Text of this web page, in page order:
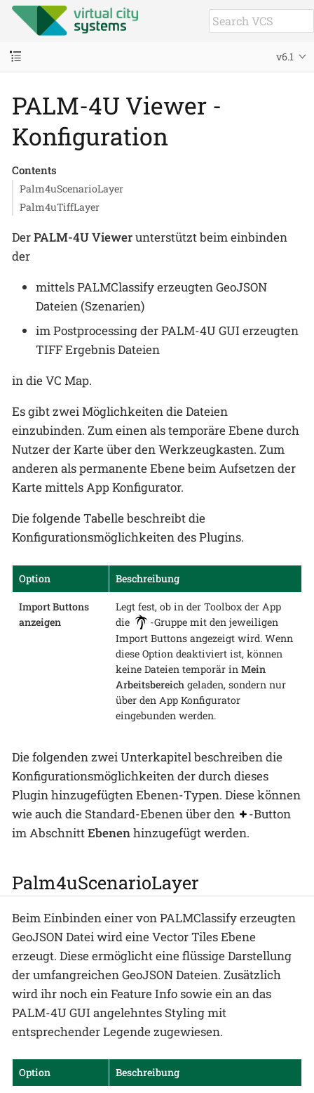
v6.1
PALM-4U Viewer -
Konfiguration
Contents
Palm4uScenarioLayer
Palm4uTiffLayer
DerPALM-4U Viewerunterstützt beim einbinden
der
mittels PALMClassify erzeugten GeoJSON
Dateien (Szenarien)
im Postprocessing der PALM-4U GUI erzeugten
TIFF Ergebnis Dateien
in die VC Map.
Es gibt zwei Möglichkeiten die Dateien
einzubinden. Zum einen als temporäre Ebene durch
Nutzer der Karte über den Werkzeugkasten. Zum
anderen als permanente Ebene beim Aufsetzen der
Karte mittels App Konfigurator.
Die folgende Tabelle beschreibt die
Konfigurationsmöglichkeiten des Plugins.
Option Beschreibung
Import Buttons
anzeigen
Legt fest, ob in der Toolbox der App
die
-Gruppe mit den jeweiligen
Import Buttons angezeigt wird. Wenn
diese Option deaktiviert ist, können
keine Dateien temporär in Mein
Arbeitsbereichgeladen, sondern nur
über den App Konfigurator
eingebunden werden.
Die folgenden zwei Unterkapitel beschreiben die
Konfigurationsmöglichkeiten der durch dieses
Plugin hinzugefügten Ebenen-Typen. Diese können
wie auch die Standard-Ebenen über den
-Button
im AbschnittEbenenhinzugefügt werden.
Palm4uScenarioLayer
Beim Einbinden einer von PALMClassify erzeugten
GeoJSON Datei wird eine Vector Tiles Ebene
erzeugt. Diese ermöglicht eine flüssige Darstellung
der umfangreichen GeoJSON Dateien. Zusätzlich
wird ihr noch ein Feature Info sowie ein an das
PALM-4U GUI angelehntes Styling mit
entsprechender Legende zugewiesen.
Option Beschreibung